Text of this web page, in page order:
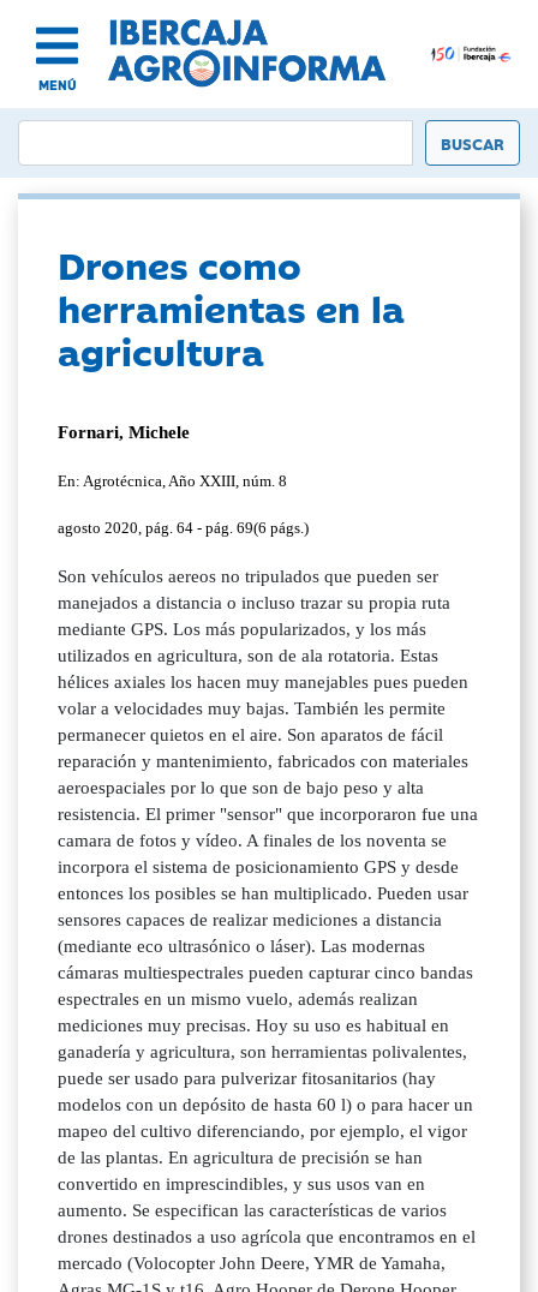
MENÚ
Drones como
herramientas en la
agricultura
Fornari, Michele
En: Agrotécnica, Año XXIII, núm. 8
agosto 2020, pág. 64 - pág. 69(6 págs.)
Son vehículos aereos no tripulados que pueden ser
manejados a distancia o incluso trazar su propia ruta
mediante GPS. Los más popularizados, y los más
utilizados en agricultura, son de ala rotatoria. Estas
hélices axiales los hacen muy manejables pues pueden
volar a velocidades muy bajas. También les permite
permanecer quietos en el aire. Son aparatos de fácil
reparación y mantenimiento, fabricados con materiales
aeroespaciales por lo que son de bajo peso y alta
resistencia. El primer "sensor" que incorporaron fue una
camara de fotos y vídeo. A finales de los noventa se
incorpora el sistema de posicionamiento GPS y desde
entonces los posibles se han multiplicado. Pueden usar
sensores capaces de realizar mediciones a distancia
(mediante eco ultrasónico o láser). Las modernas
cámaras multiespectrales pueden capturar cinco bandas
espectrales en un mismo vuelo, además realizan
mediciones muy precisas. Hoy su uso es habitual en
ganadería y agricultura, son herramientas polivalentes,
puede ser usado para pulverizar fitosanitarios (hay
modelos con un depósito de hasta 60 l) o para hacer un
mapeo del cultivo diferenciando, por ejemplo, el vigor
de las plantas. En agricultura de precisión se han
convertido en imprescindibles, y sus usos van en
aumento. Se especifican las características de varios
drones destinados a uso agrícola que encontramos en el
mercado (Volocopter John Deere, YMR de Yamaha,